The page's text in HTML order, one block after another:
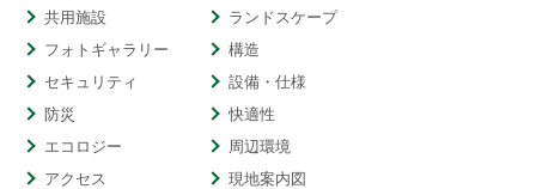
共用施設
ランドスケープ
フォトギャラリー
構造
セキュリティ
設備・仕様
防災
快適性
エコロジー
周辺環境
アクセス
現地案内図